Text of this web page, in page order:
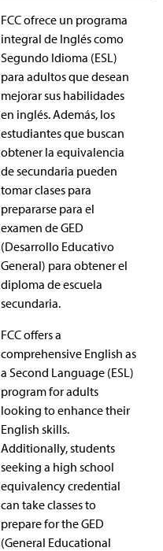
FCC ofrece un programa
integral de Inglés como
Segundo Idioma (ESL)
para adultos que desean
mejorar sus habilidades
en inglés. Además, los
estudiantes que buscan
obtener la equivalencia
de secundaria pueden
tomar clases para
prepararse para el
examen de GED
(Desarrollo Educativo
General) para obtener el
diploma de escuela
secundaria.
FCC offers a
comprehensive English as
a Second Language (ESL)
program for adults
looking to enhance their
English skills.
Additionally, students
seeking a high school
equivalency credential
can take classes to
prepare for the GED
(General Educational